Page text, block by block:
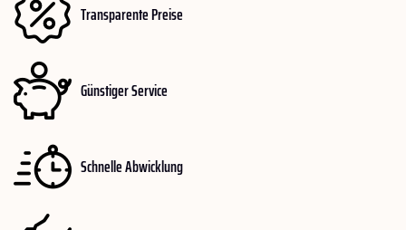
Transparente Preise
Günstiger Service
Schnelle Abwicklung